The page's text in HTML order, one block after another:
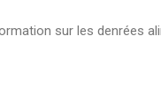
sur les denrées